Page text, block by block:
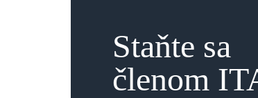
Staňte sa
členom